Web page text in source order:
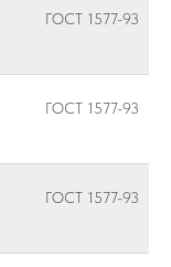
ГОСТ 1577-93
ГОСТ 1577-93
ГОСТ 1577-93